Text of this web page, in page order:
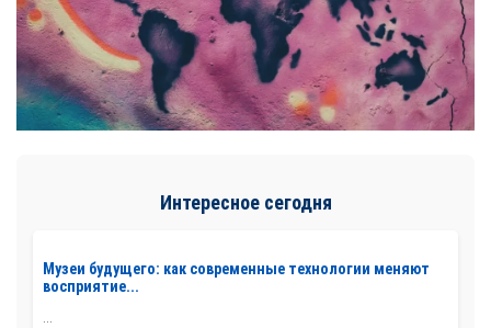
Интересное сегодня
Музеи будущего: как современные технологии меняют
восприятие...
...